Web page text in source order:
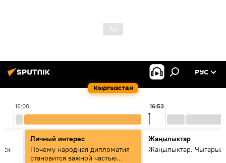
Кыргызстан
РУС
16:00 16:53
Личный интерес
Почему народная дипломатия
становится важной частью
Жаңылыктар
Жаңылыктар.